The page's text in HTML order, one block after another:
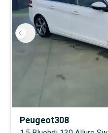
Peugeot308